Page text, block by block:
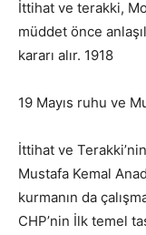
İttihat ve terakki,
müddet önce
kararı alır. 1918
19 Mayıs ruhu ve
İttihat ve
Mustafa Kemal
kurmanın da
CHP’nin İlk temel